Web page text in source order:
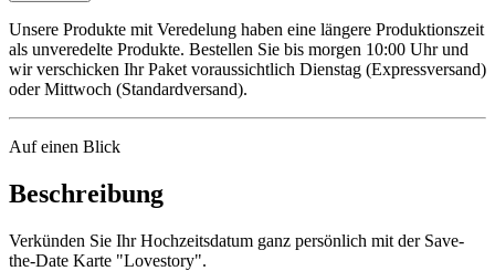
Unsere Produkte mit Veredelung haben eine längere Produktionszeit
als unveredelte Produkte. Bestellen Sie bis morgen 10:00 Uhr und
wir verschicken Ihr Paket voraussichtlich Dienstag (Expressversand)
oder Mittwoch (Standardversand).
Auf einen Blick
Beschreibung
Verkünden Sie Ihr Hochzeitsdatum ganz persönlich mit der Save-
the-Date Karte "Lovestory".